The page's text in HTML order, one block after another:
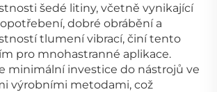
šedé litiny, včetně vynikající
dobré obrábění a
tlumení vibrací, činí tento
pro mnohastranné aplikace.
minimální investice do nástrojů ve
výrobními metodami, což